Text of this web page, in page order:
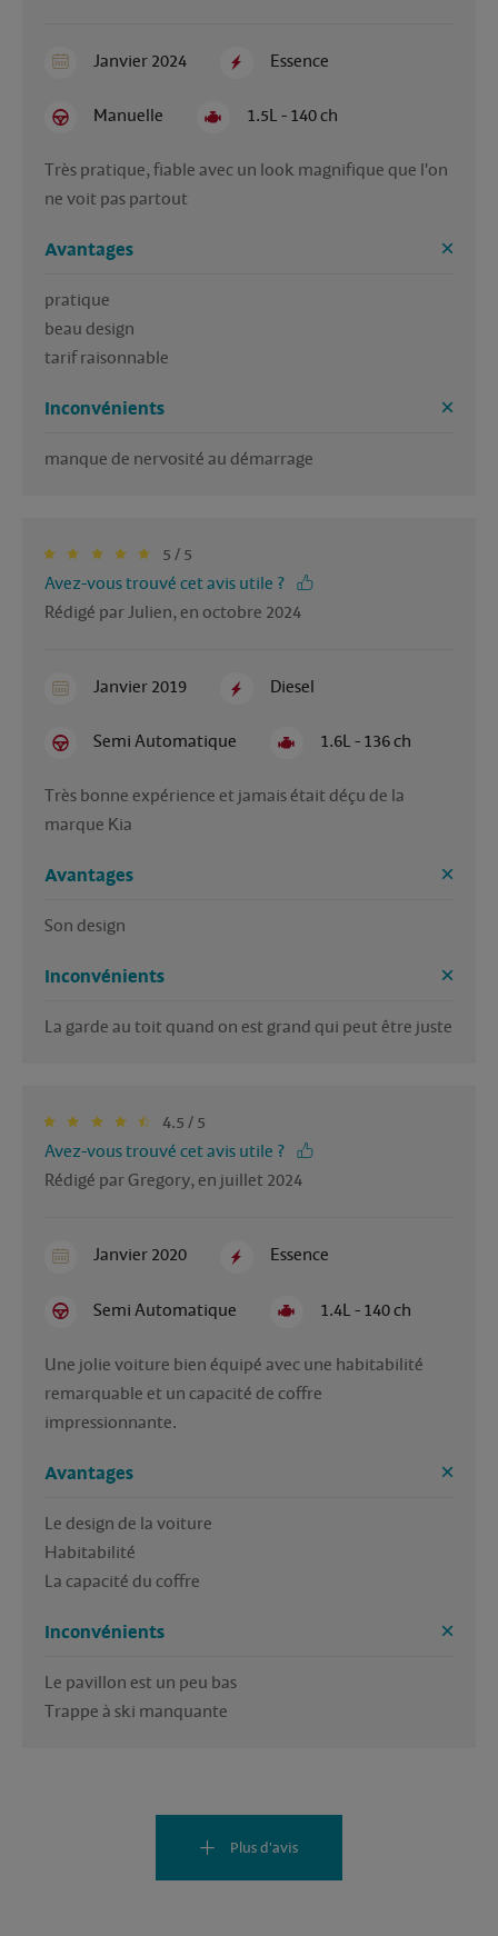
Janvier 2024 Essence
Manuelle 1.5L - 140 ch
Très pratique, fiable avec un look magnifique que l'on
ne voit pas partout
Avantages
pratique
beau design
Inconvénients
5 / 5
Avez-vous trouvé cet avis utile ?
Rédigé par Julien, en octobre 2024
Janvier 2019 Diesel
Semi Automatique 1.6L - 136 ch
Très bonne expérience et jamais était déçu de la
marque Kia
Avantages
Son design
Inconvénients
4.5 / 5
Avez-vous trouvé cet avis utile ?
Rédigé par Gregory, en juillet 2024
Janvier 2020 Essence
Semi Automatique 1.4L - 140 ch
Une jolie voiture bien équipé avec une habitabilité
remarquable et un capacité de coffre
impressionnante.
Avantages
Le design de la voiture
Habitabilité
La capacité du coffre
Inconvénients
Le pavillon est un peu bas
Trappe à ski manquante
Plus d'avis